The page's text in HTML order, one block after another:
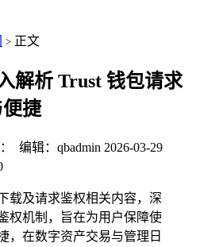
> 正文
解析 Trust 钱包请求
捷
编辑：qbadmin 2026-03-29
载及请求鉴权相关内容，深
权机制，旨在为用户保障使
，在数字资产交易与管理日